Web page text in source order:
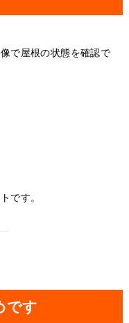
で屋根の状態を確認で
です。
です